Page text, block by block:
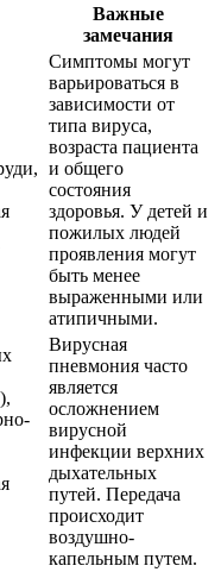
Важные
замечания
Симптомы могут
варьироваться в
зависимости от
типа вируса,
возраста пациента
и общего
состояния
здоровья. У детей и
пожилых людей
проявления могут
быть менее
выраженными или
атипичными.
Вирусная
пневмония часто
является
осложнением
вирусной
инфекции верхних
дыхательных
путей. Передача
происходит
воздушно-
капельным путем.